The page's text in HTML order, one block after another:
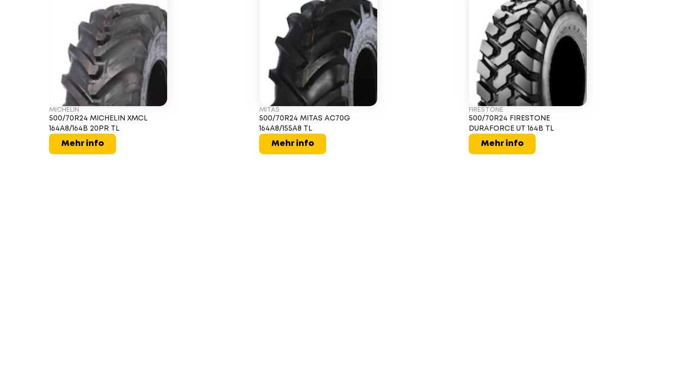
MICHELIN
500/70R24 MICHELIN XMCL
164A8/164B 20PR TL
Mehr info
MITAS
500/70R24 MITAS AC70G
164A8/155A8 TL
Mehr info
FIRESTONE
500/70R24 FIRESTONE
DURAFORCE UT 164B TL
Mehr info